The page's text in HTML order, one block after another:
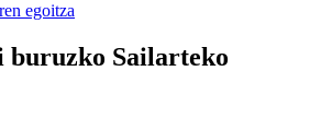
egoitza
Sailarteko